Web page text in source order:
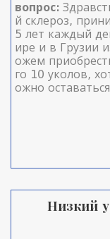
вопрос:
й склероз,
5 лет каждый
ире и в Грузии
ожем
го 10 уколов,
ожно
ет повлиять на
Низкий